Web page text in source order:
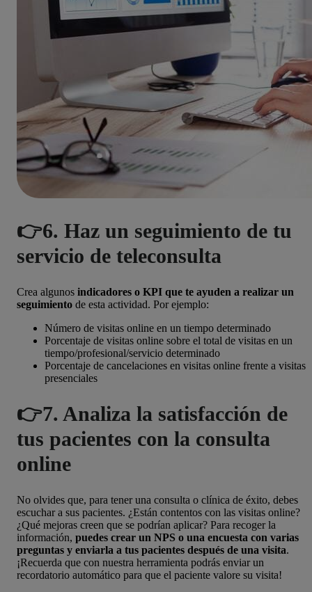
👉6. Haz un seguimiento de tu
servicio de teleconsulta
Crea algunos indicadores o KPI que te ayuden a realizar un
seguimiento de esta actividad. Por ejemplo:
Número de visitas online en un tiempo determinado
Porcentaje de visitas online sobre el total de visitas en un
tiempo/profesional/servicio determinado
Porcentaje de cancelaciones en visitas online frente a visitas
presenciales
👉7. Analiza la satisfacción de
tus pacientes con la consulta
online
No olvides que, para tener una consulta o clínica de éxito, debes
escuchar a sus pacientes. ¿Están contentos con las visitas online?
¿Qué mejoras creen que se podrían aplicar? Para recoger la
información, puedes crear un NPS o una encuesta con varias
preguntas y enviarla a tus pacientes después de una visita.
¡Recuerda que con nuestra herramienta podrás enviar un
recordatorio automático para que el paciente valore su visita!